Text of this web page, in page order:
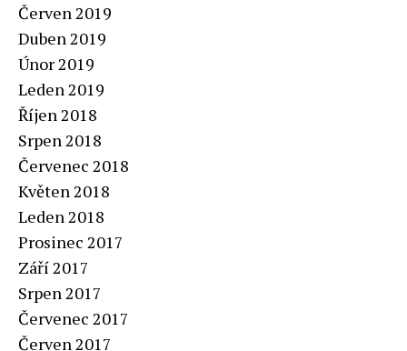
Červen 2019
Duben 2019
Únor 2019
Leden 2019
Říjen 2018
Srpen 2018
Červenec 2018
Květen 2018
Leden 2018
Prosinec 2017
Září 2017
Srpen 2017
Červenec 2017
Červen 2017